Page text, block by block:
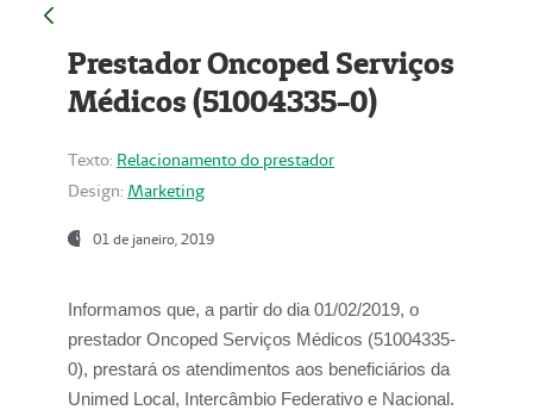
Prestador Oncoped Serviços
Médicos (51004335-0)
Texto: Relacionamento do prestador
Design: Marketing
01 de janeiro, 2019
Informamos que, a partir do dia 01/02/2019, o
prestador Oncoped Serviços Médicos (51004335-
0), prestará os atendimentos aos beneficiários da
Unimed Local, Intercâmbio Federativo e Nacional.